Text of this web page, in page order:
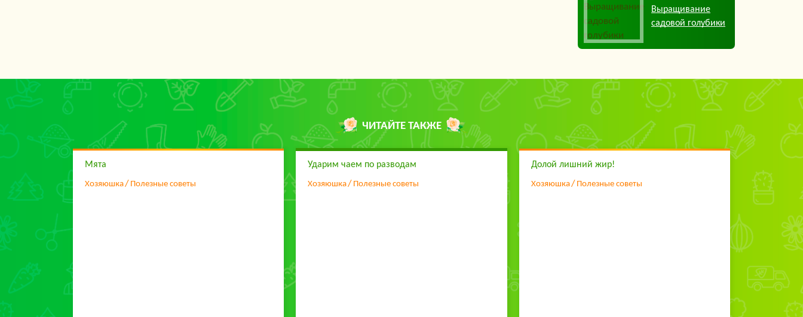
Выращивание
садовой голубики
ЧИТАЙТЕ ТАКЖЕ
Мята
Хозяюшка Полезные советы
Ударим чаем по разводам
Хозяюшка Полезные советы
Долой лишний жир!
Хозяюшка Полезные советы